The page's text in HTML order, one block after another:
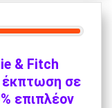
& Fitch
έκπτωση σε
επιπλέον